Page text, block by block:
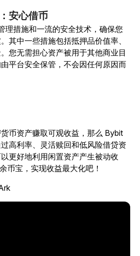
安心借币
理措施和一流的安全技术，确保您
其中一些措施包括抵押品价值率、
您无需担心资产被用于其他商业目
平台安全保管，不会因任何原因而
币资产赚取可观收益，那么 Bybit
高利率、灵活赎回和低风险借贷资
更好地利用闲置资产产生被动收
币宝，实现收益最大化吧！